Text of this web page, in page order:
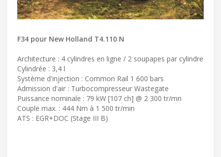
F34 pour New Holland T4.110 N
Architecture : 4 cylindres en ligne / 2 soupapes par cylindre
Cylindrée : 3,4 l
Système d'injection : Common Rail 1 600 bars
Admission d'air : Turbocompresseur Wastegate
Puissance nominale : 79 kW [107 ch] @ 2 300 tr/mn
Couple max. : 444 Nm à 1 500 tr/min
ATS : EGR+DOC (Stage III B)